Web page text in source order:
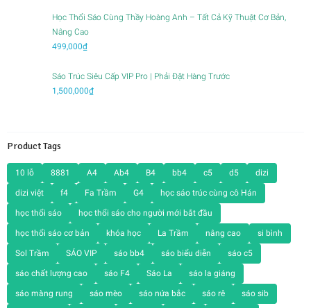
1,200,000₫.
là:
Học Thổi Sáo Cùng Thầy Hoàng Anh – Tất Cả Kỹ Thuật Cơ Bản,
Nâng Cao
499,000₫
Sáo Trúc Siêu Cấp VIP Pro | Phải Đặt Hàng Trước
1,500,000₫
Product Tags
10 lỗ 8881 A4 Ab4 B4 bb4 c5 d5 dizi
dizi việt f4 Fa Trầm G4 học sáo trúc cùng cô Hán
học thổi sáo học thổi sáo cho người mới bắt đầu
học thổi sáo cơ bản khóa học La Trầm nâng cao si bình
Sol Trầm SÁO VIP sáo bb4 sáo biểu diễn sáo c5
sáo chất lượng cao sáo F4 Sáo La sáo la giáng
sáo màng rung sáo mèo sáo nứa bắc sáo rê sáo sib